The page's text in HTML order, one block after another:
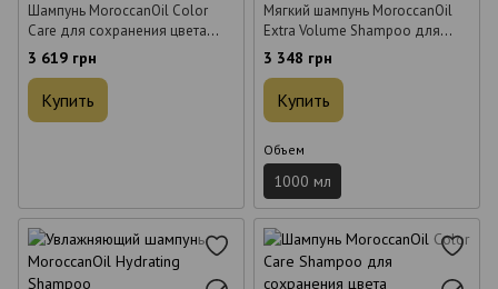
Шампунь MoroccanOil Color
Care для сохранения цвета
1000 мл
3 619 грн
Купить
Мягкий шампунь MoroccanOil
Extra Volume Shampoo для
придания объему 1000 мл
3 348 грн
Купить
Объем
1000 мл